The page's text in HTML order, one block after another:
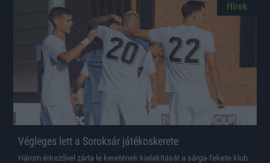
Hírek
Végleges lett a Soroksár játékoskerete
Három érkezővel zárta le keretének kialakítását a sárga-fekete klub.